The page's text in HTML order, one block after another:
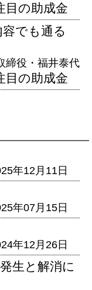
目の助成金
でも通る
締役・福井泰代
目の助成金
年12月11日
年07月15日
年12月26日
生と解消に